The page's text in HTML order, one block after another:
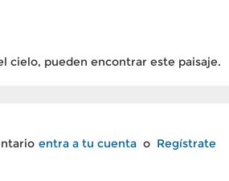
cielo, pueden encontrar este paisaje.
entra a tu cuenta o Regístrate